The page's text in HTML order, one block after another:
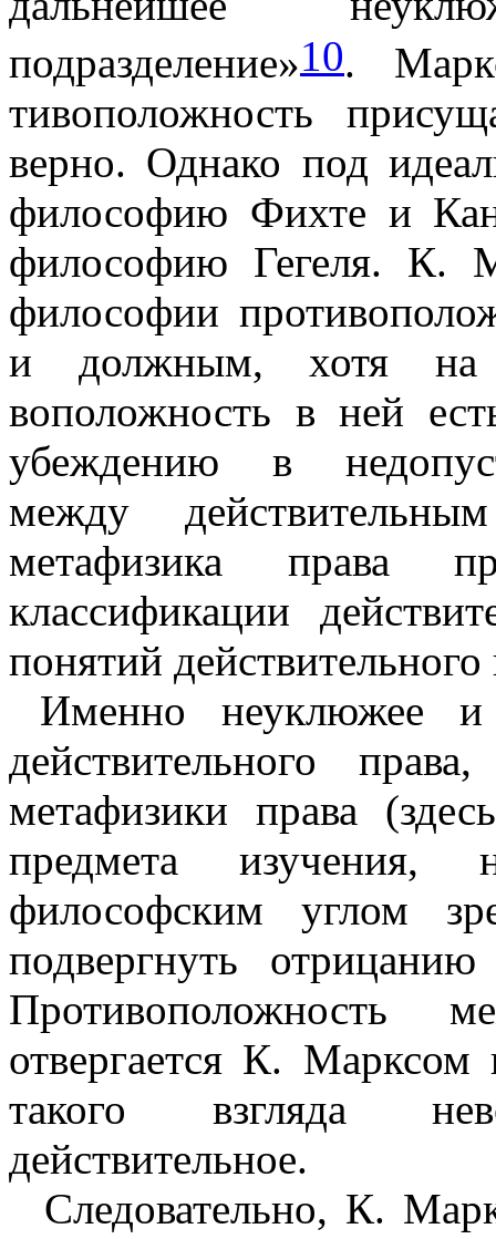
подразделение»10.
тивоположность
верно. Одна­ко под
философию Фихте и
философию Гегеля. К.
философии
и должным, хотя на
воположность в ней
убеждению в
между
метафизика права
классификации
понятий действительного
Именно неуклюжее и
действи­тельного
метафизики права
предмета изучения,
философским углом
подвергнуть
отвергается К.
такого взгляда
действительное.
Следовательно, К.